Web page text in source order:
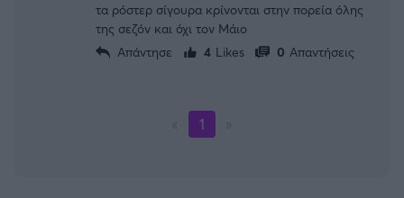
τα ρόστερ σίγουρα κρίνονται στην πορεία όλης
της σεζόν και όχι τον Μάιο
Απάντησε
4 Likes 0 Απαντήσεις
1